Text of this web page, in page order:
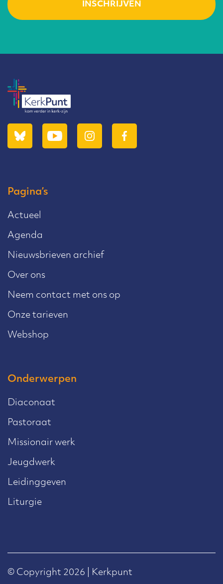
Pagina’s
Actueel
Agenda
Nieuwsbrieven archief
Over ons
Neem contact met ons op
Onze tarieven
Webshop
Onderwerpen
Diaconaat
Pastoraat
Missionair werk
Jeugdwerk
Leidinggeven
Liturgie
© Copyright 2026 | Kerkpunt